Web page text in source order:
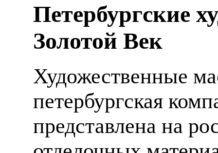
Петербургские
Золотой Век
Художественные
петербургская
представлена на